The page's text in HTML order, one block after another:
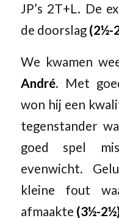
JP’s 2T+L. De
de doorslag (2½-
We kwamen
André. Met
won hij een
tegenstander
goed spel
evenwicht.
kleine fout
afmaakte (3½-